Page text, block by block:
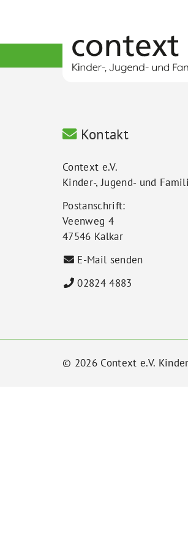
Kontakt
Context e.V.
Kinder-, Jugend- und
Postanschrift:
Veenweg 4
47546 Kalkar
E-Mail senden
02824 4883
© 2026 Context e.V.